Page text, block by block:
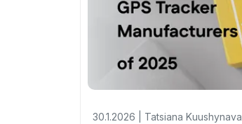
30.1.2026 | Tatsiana Kuushynava